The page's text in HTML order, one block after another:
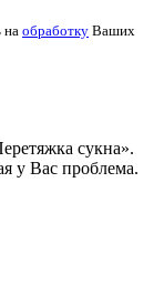
на обработку Ваших
сукна».
у Вас проблема.